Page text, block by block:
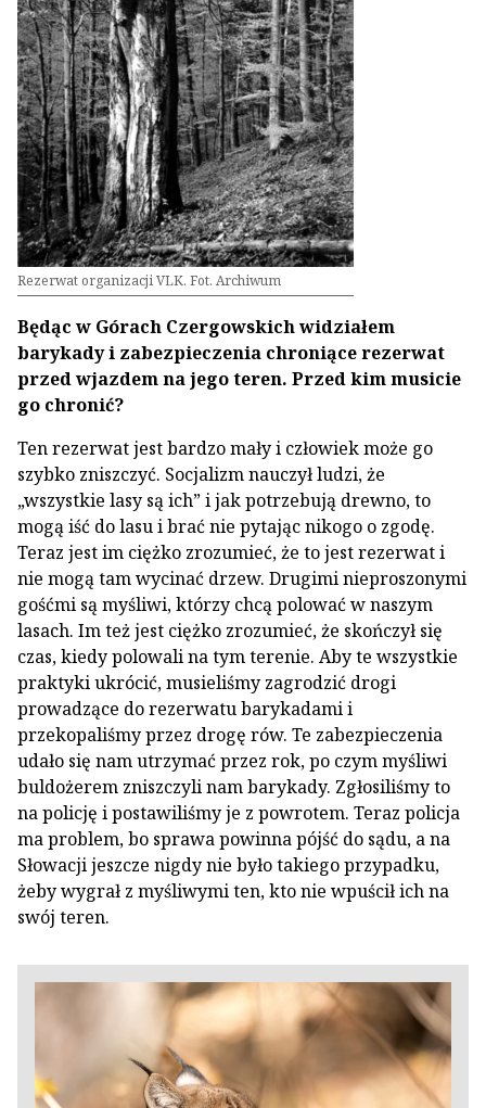
Rezerwat organizacji VLK. Fot. Archiwum
Będąc w Górach Czergowskich widziałem
barykady i zabezpieczenia chroniące rezerwat
przed wjazdem na jego teren. Przed kim musicie
go chronić?
Ten rezerwat jest bardzo mały i człowiek może go
szybko zniszczyć. Socjalizm nauczył ludzi, że
„wszystkie lasy są ich” i jak potrzebują drewno, to
mogą iść do lasu i brać nie pytając nikogo o zgodę.
Teraz jest im ciężko zrozumieć, że to jest rezerwat i
nie mogą tam wycinać drzew. Drugimi nieproszonymi
gośćmi są myśliwi, którzy chcą polować w naszym
lasach. Im też jest ciężko zrozumieć, że skończył się
czas, kiedy polowali na tym terenie. Aby te wszystkie
praktyki ukrócić, musieliśmy zagrodzić drogi
prowadzące do rezerwatu barykadami i
przekopaliśmy przez drogę rów. Te zabezpieczenia
udało się nam utrzymać przez rok, po czym myśliwi
buldożerem zniszczyli nam barykady. Zgłosiliśmy to
na policję i postawiliśmy je z powrotem. Teraz policja
ma problem, bo sprawa powinna pójść do sądu, a na
Słowacji jeszcze nigdy nie było takiego przypadku,
żeby wygrał z myśliwymi ten, kto nie wpuścił ich na
swój teren.